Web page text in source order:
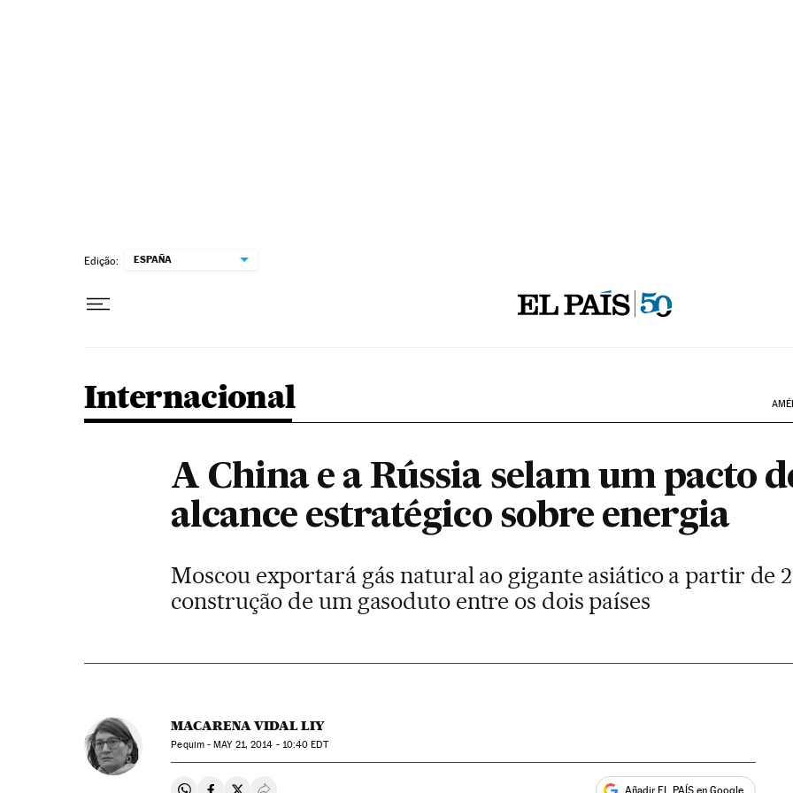
Edição: ESPAÑA
Internacional
A China e a Rússia selam um pacto
alcance estratégico sobre energia
Moscou exportará gás natural ao gigante asiático a partir de
construção de um gasoduto entre os dois países
MACARENA VIDAL LIY
Pequim -MAY21, 2014 - 10:40 EDT
Añadir EL PAÍS en Google